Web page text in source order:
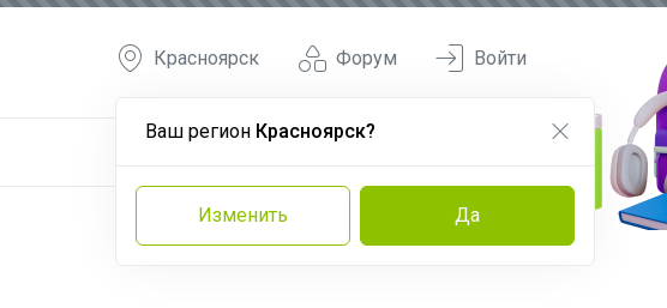
Форум
Красноярск
Ваш регион Красноярск?
Изменить Да
Войти